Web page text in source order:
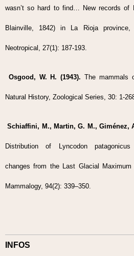
wasn’t so hard to find… New records of
Blainville, 1842) in La Rioja province,
Neotropical, 27(1): 187-193.
Osgood, W. H. (1943). The mammals
Natural History, Zoological Series, 30: 1-
Schiaffini, M., Martin, G. M., Giménez,
Distribution of Lyncodon patagonicus
changes from the Last Glacial
Mammalogy, 94(2): 339–350.
INFOS